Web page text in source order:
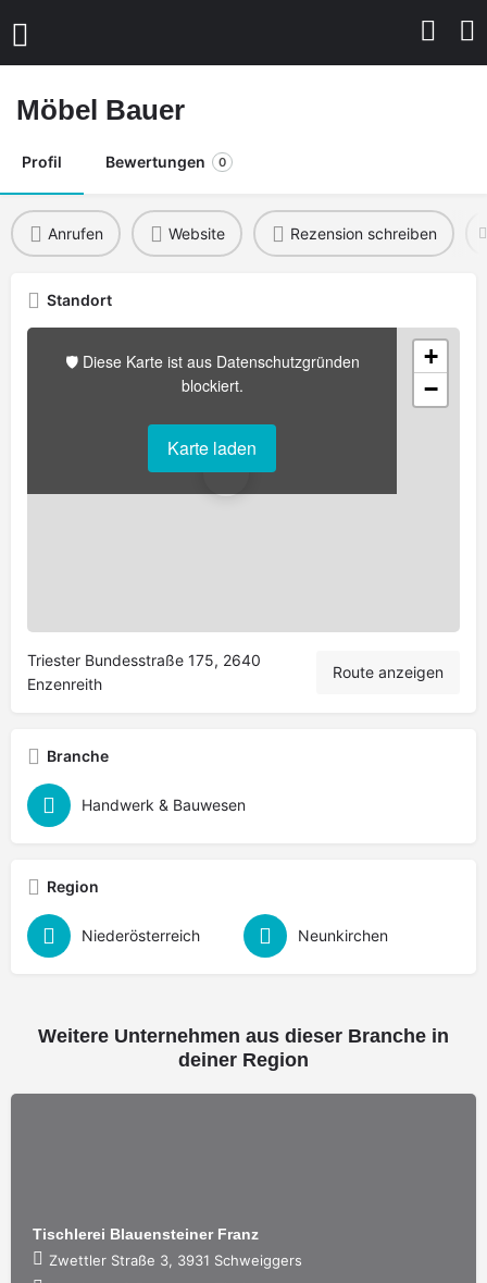
Möbel Bauer
Profil Bewertungen 0
Anrufen Website Rezension schreiben
Standort
+
−
🛡️ Diese Karte ist aus Datenschutzgründen
blockiert.
Karte laden
Triester Bundesstraße 175, 2640
Enzenreith
Route anzeigen
Branche
Handwerk & Bauwesen
Region
Niederösterreich Neunkirchen
Weitere Unternehmen aus dieser Branche in
deiner Region
Tischlerei Blauensteiner Franz
Zwettler Straße 3, 3931 Schweiggers